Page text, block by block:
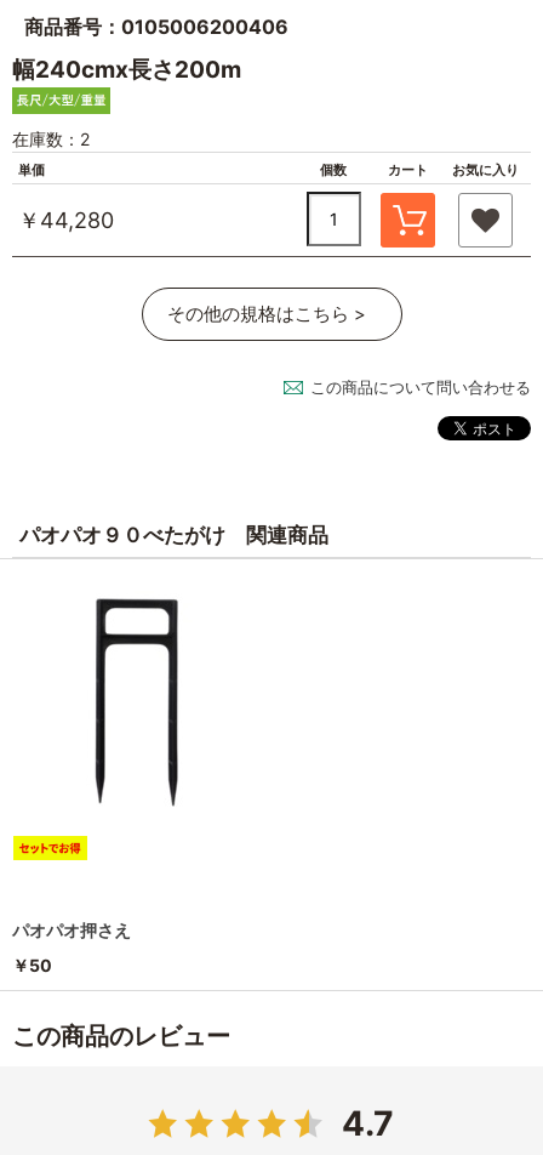
商品番号：0105006200406
幅240cmx長さ200m
在庫数：2
単価 個数 カート お気に入り
￥44,280
その他の規格はこちら >
この商品について問い合わせる
パオパオ９０べたがけ 関連商品
パオパオ押さえ
￥50
この商品のレビュー
4.7